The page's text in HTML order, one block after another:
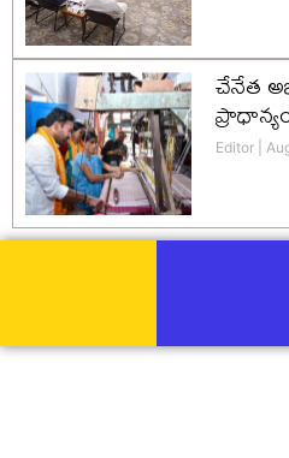
చేనేత
Editor